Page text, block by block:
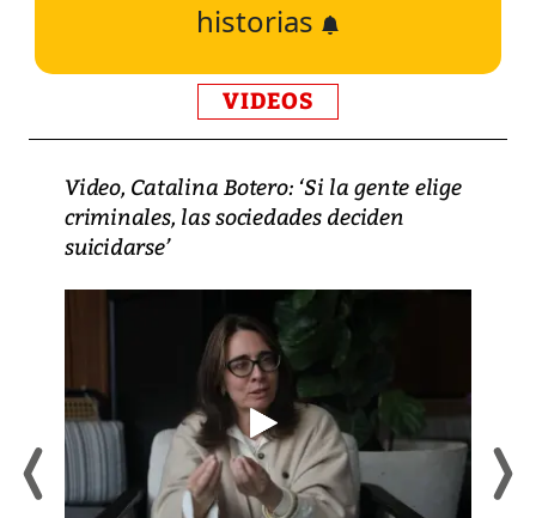
historias
VIDEOS
Video, Catalina Botero: ‘Si la gente elige
criminales, las sociedades deciden
suicidarse’